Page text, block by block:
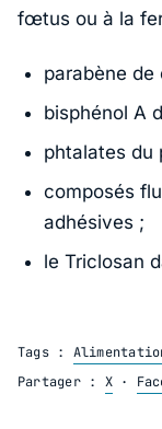
fœtus ou à la
parabène de
bisphénol A
phtalates du
composés
adhésives ;
le Triclosan
Tags :
Partager : X·